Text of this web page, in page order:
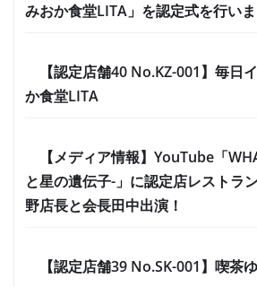
みおか食堂LITA」を認定式を行いま
【認定店舗40 No.KZ-001】毎日
か食堂LITA
【メディア情報】YouTube「
と星の遺伝子-」に認定店レストラ
野店長と会長田中出演！
【認定店舗39 No.SK-001】喫茶